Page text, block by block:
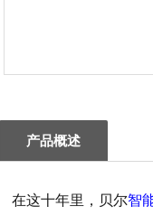
产品概述
在这十年里，贝尔智